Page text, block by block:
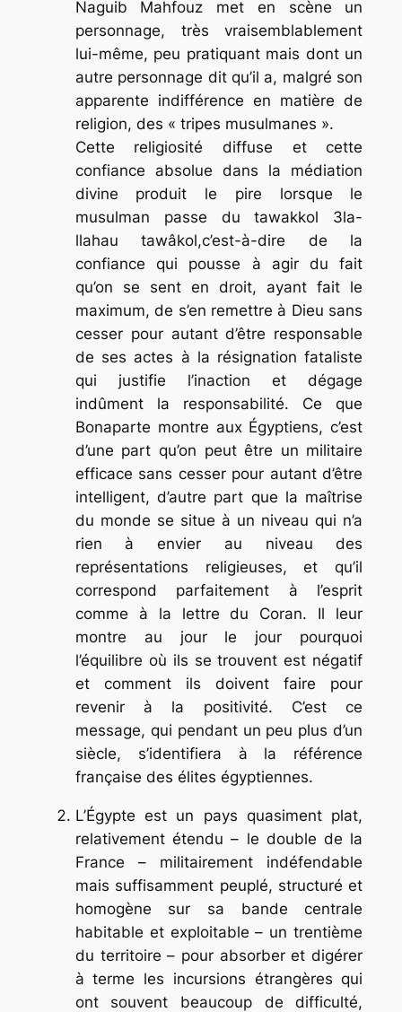
Naguib Mahfouz met en scène un
personnage, très vraisemblablement
lui-même, peu pratiquant mais dont un
autre personnage dit qu’il a, malgré son
apparente indifférence en matière de
religion, des « tripes musulmanes ».
Cette religiosité diffuse et cette
confiance absolue dans la médiation
divine produit le pire lorsque le
musulman passe dutawakkol 3la-
llahautawâkol,c’est-à-dire de la
confiance qui pousse à agir du fait
qu’on se sent en droit, ayant fait le
maximum, de s’en remettre à Dieu sans
cesser pour autant d’être responsable
de ses actes à la résignation fataliste
qui justifie l’inaction et dégage
indûment la responsabilité. Ce que
Bonaparte montre aux Égyptiens, c’est
d’une part qu’on peut être un militaire
efficace sans cesser pour autant d’être
intelligent, d’autre part que la maîtrise
du monde se situe à un niveau qui n’a
rien à envier au niveau des
représentations religieuses, et qu’il
correspond parfaitement à l’esprit
comme à la lettre du Coran. Il leur
montre au jour le jour pourquoi
l’équilibre où ils se trouvent est négatif
et comment ils doivent faire pour
revenir à la positivité. C’est ce
message, qui pendant un peu plus d’un
siècle, s’identifiera à la référence
française des élites égyptiennes.
L’Égypte est un pays quasiment plat,
relativement étendu – le double de la
France – militairement indéfendable
mais suffisamment peuplé, structuré et
homogène sur sa bande centrale
habitable et exploitable – un trentième
du territoire – pour absorber et digérer
à terme les incursions étrangères qui
ont souvent beaucoup de difficulté,